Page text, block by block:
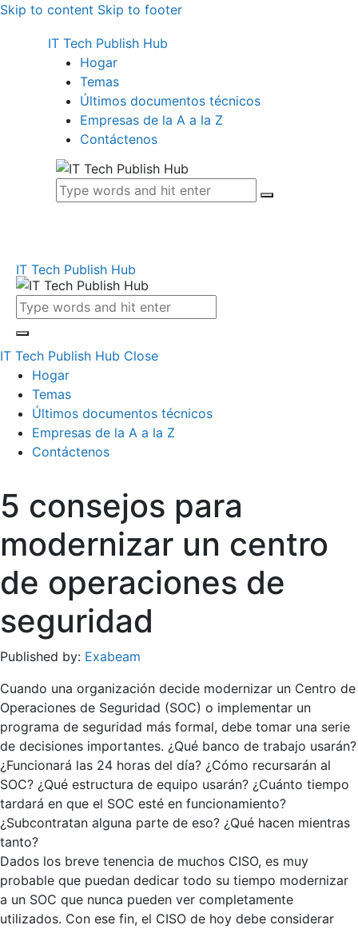
Skip to content Skip to footer
IT Tech Publish Hub
Hogar
Temas
Últimos documentos técnicos
Empresas de la A a la Z
Contáctenos
IT Tech Publish Hub
IT Tech Publish Hub Close
Hogar
Temas
Últimos documentos técnicos
Empresas de la A a la Z
Contáctenos
5 consejos para
modernizar un centro
de operaciones de
seguridad
Published by: Exabeam
Cuando una organización decide modernizar un Centro de
Operaciones de Seguridad (SOC) o implementar un
programa de seguridad más formal, debe tomar una serie
de decisiones importantes. ¿Qué banco de trabajo usarán?
¿Funcionará las 24 horas del día? ¿Cómo recursarán al
SOC? ¿Qué estructura de equipo usarán? ¿Cuánto tiempo
tardará en que el SOC esté en funcionamiento?
¿Subcontratan alguna parte de eso? ¿Qué hacen mientras
tanto?
Dados los breve tenencia de muchos CISO, es muy
probable que puedan dedicar todo su tiempo modernizar
a un SOC que nunca pueden ver completamente
utilizados. Con ese fin, el CISO de hoy debe considerar